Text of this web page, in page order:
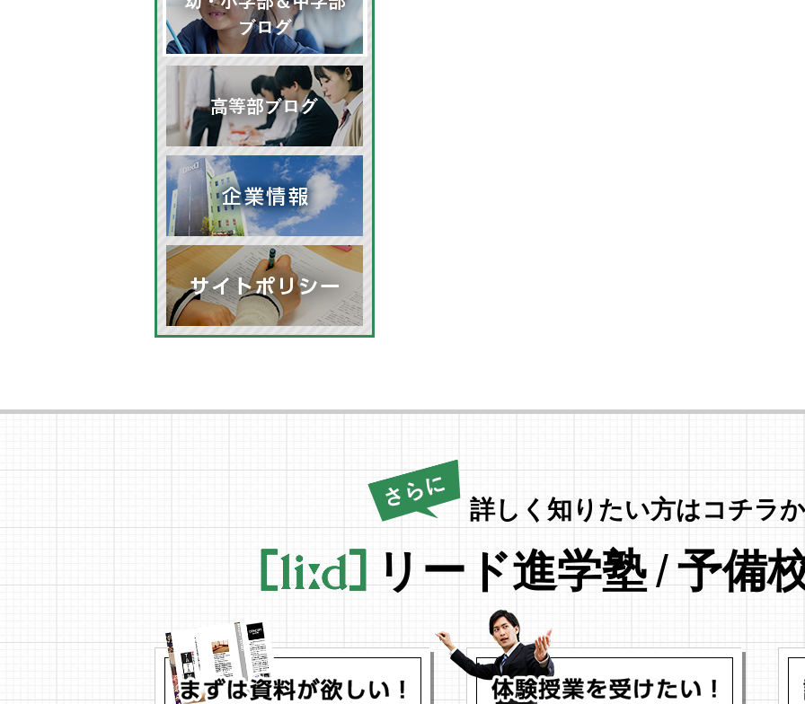
詳しく知りたい方はコチラ
リード進学塾/予備